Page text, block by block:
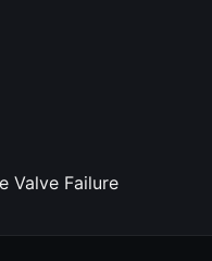
Valve Failure